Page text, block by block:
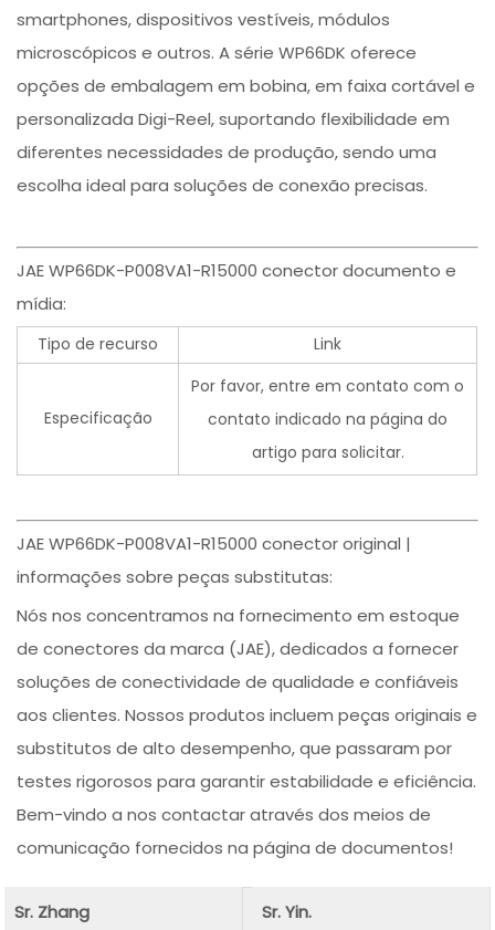
smartphones, dispositivos vestíveis, módulos
microscópicos e outros. A série WP66DK oferece
opções de embalagem em bobina, em faixa cortável e
personalizada Digi-Reel, suportando flexibilidade em
diferentes necessidades de produção, sendo uma
escolha ideal para soluções de conexão precisas.
JAE WP66DK-P008VA1-R15000 conector documento e
mídia:
Tipo de recurso Link
Especificação
Por favor, entre em contato com o
contato indicado na página do
artigo para solicitar.
JAE WP66DK-P008VA1-R15000 conector original |
informações sobre peças substitutas:
Nós nos concentramos na fornecimento em estoque
de conectores da marca (JAE), dedicados a fornecer
soluções de conectividade de qualidade e confiáveis
aos clientes. Nossos produtos incluem peças originais e
substitutos de alto desempenho, que passaram por
testes rigorosos para garantir estabilidade e eficiência.
Bem-vindo a nos contactar através dos meios de
comunicação fornecidos na página de documentos!
Sr. Zhang
Sr. Yin.